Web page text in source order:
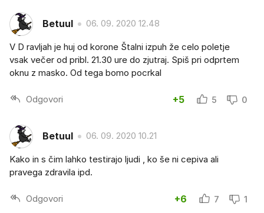
Betuul 06. 09. 2020 12.48
V D ravljah je huj od korone Štalni izpuh že celo poletje
vsak večer od pribl. 21.30 ure do zjutraj. Spiš pri odprtem
oknu z masko. Od tega bomo pocrkal
Odgovori +5 5 0
Betuul 06. 09. 2020 10.21
Kako in s čim lahko testirajo ljudi , ko še ni cepiva ali
pravega zdravila ipd.
Odgovori +6 7 1